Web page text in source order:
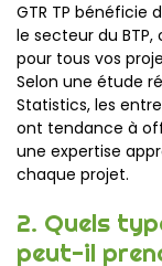
GTR TP bénéficie
le secteur du
pour tous vos
Selon une étude
Statistics, les
ont tendance à
une expertise
chaque projet.
2. Quels
peut-il